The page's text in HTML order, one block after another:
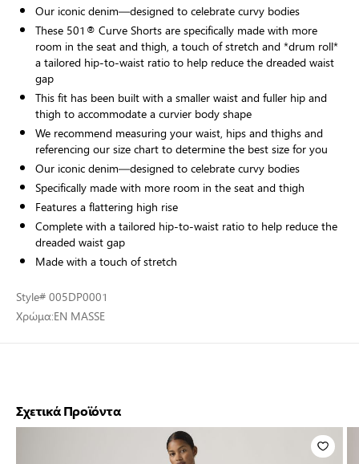
Our iconic denim—designed to celebrate curvy bodies
These 501® Curve Shorts are specifically made with more
room in the seat and thigh, a touch of stretch and *drum roll*
a tailored hip-to-waist ratio to help reduce the dreaded waist
gap
This fit has been built with a smaller waist and fuller hip and
thigh to accommodate a curvier body shape
We recommend measuring your waist, hips and thighs and
referencing our size chart to determine the best size for you
Our iconic denim—designed to celebrate curvy bodies
Specifically made with more room in the seat and thigh
Features a flattering high rise
Complete with a tailored hip-to-waist ratio to help reduce the
dreaded waist gap
Made with a touch of stretch
Style# 005DP0001
Χρώμα:EN MASSE
Σχετικά Προϊόντα